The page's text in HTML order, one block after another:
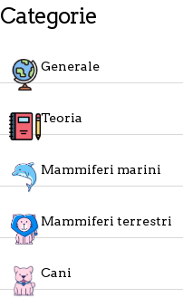
Categorie
Generale
Teoria
Mammiferi marini
Mammiferi terrestri
Cani